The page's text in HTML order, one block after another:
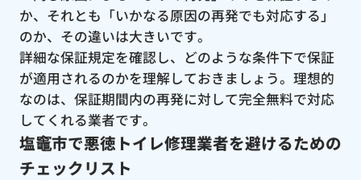
か、それとも「いかなる原因の再発でも対応する」
のか、その違いは大きいです。
詳細な保証規定を確認し、どのような条件下で保証
が適用されるのかを理解しておきましょう。理想的
なのは、保証期間内の再発に対して完全無料で対応
してくれる業者です。
塩竈市で悪徳トイレ修理業者を避けるための
チェックリスト